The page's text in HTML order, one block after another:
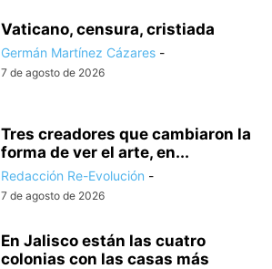
Vaticano, censura, cristiada
Germán Martínez Cázares -
7 de agosto de 2026
Tres creadores que cambiaron la
forma de ver el arte, en...
Redacción Re-Evolución -
7 de agosto de 2026
En Jalisco están las cuatro
colonias con las casas más